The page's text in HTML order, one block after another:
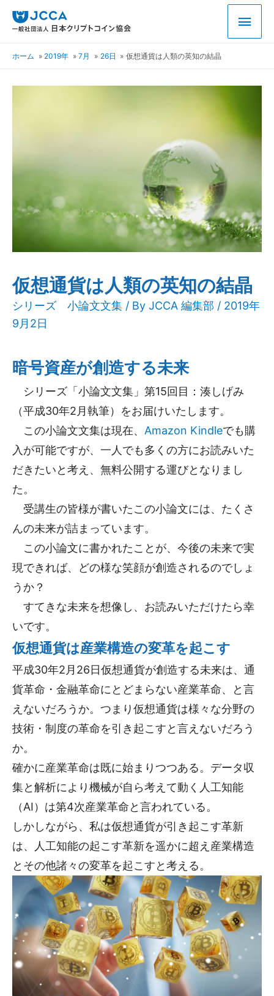
ホーム 2019年 7月 26日 仮想通貨は人類の英知の結晶
仮想通貨は人類の英知の結晶
シリーズ 小論文文集 / By JCCA 編集部 / 2019年
9月2日
暗号資産が創造する未来
シリーズ「小論文文集」第15回目：湊しげみ
（平成30年2月執筆）をお届けいたします。
この小論文文集は現在、 Amazon Kindleでも購
入が可能ですが、一人でも多くの方にお読みいた
だきたいと考え、無料公開する運びとなりまし
た。
受講生の皆様が書いたこの小論文には、たくさ
んの未来が詰まっています。
この小論文に書かれたことが、今後の未来で実
現できれば、どの様な笑顔が創造されるのでしょ
うか？
すてきな未来を想像し、お読みいただけたら幸
いです。
仮想通貨は産業構造の変革を起こす
平成30年2月26日仮想通貨が創造する未来は、通
貨革命・金融革命にとどまらない産業革命、と言
えないだろうか。つまり仮想通貨は様々な分野の
技術・制度の革命を引き起こすと言えないだろう
か。
確かに産業革命は既に始まりつつある。データ収
集と解析により機械が自ら考えて動く人工知能
（AI）は第4次産業革命と言われている。
しかしながら、私は仮想通貨が引き起こす革新
は、人工知能の起こす革新を遥かに超え産業構造
とその他諸々の変革を起こすと考える。